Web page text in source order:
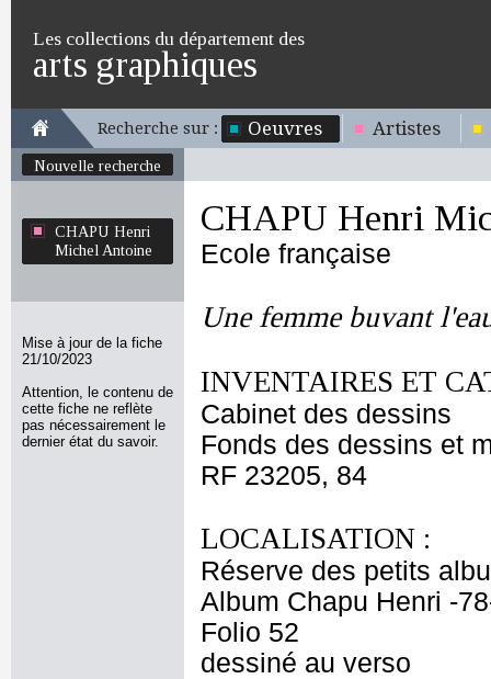
Les collections du département des
arts graphiques
Recherche sur : Oeuvres Artistes
Nouvelle recherche
CHAPU Henri
Michel Antoine
Mise à jour de la fiche
21/10/2023
Attention, le contenu de
cette fiche ne reflète
pas nécessairement le
dernier état du savoir.
CHAPU Henri
Ecole française
Une femme buvant
INVENTAIRES ET
Cabinet des dessins
Fonds des dessins et
RF 23205, 84
LOCALISATION :
Réserve des petits
Album Chapu Henri -
Folio 52
dessiné au verso